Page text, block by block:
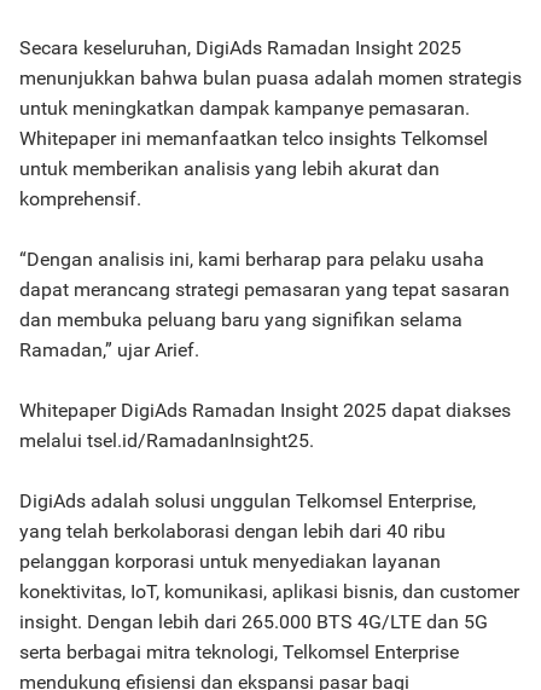
Secara keseluruhan, DigiAds Ramadan Insight 2025
menunjukkan bahwa bulan puasa adalah momen strategis
untuk meningkatkan dampak kampanye pemasaran.
Whitepaper ini memanfaatkan telco insights Telkomsel
untuk memberikan analisis yang lebih akurat dan
komprehensif.
“Dengan analisis ini, kami berharap para pelaku usaha
dapat merancang strategi pemasaran yang tepat sasaran
dan membuka peluang baru yang signifikan selama
Ramadan,” ujar Arief.
Whitepaper DigiAds Ramadan Insight 2025 dapat diakses
melalui tsel.id/RamadanInsight25.
DigiAds adalah solusi unggulan Telkomsel Enterprise,
yang telah berkolaborasi dengan lebih dari 40 ribu
pelanggan korporasi untuk menyediakan layanan
konektivitas, IoT, komunikasi, aplikasi bisnis, dan customer
insight. Dengan lebih dari 265.000 BTS 4G/LTE dan 5G
serta berbagai mitra teknologi, Telkomsel Enterprise
mendukung efisiensi dan ekspansi pasar bagi